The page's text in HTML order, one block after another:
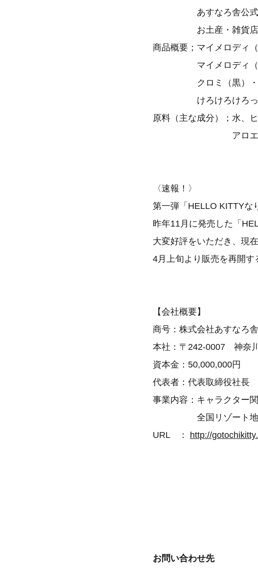
あすなろ舎公式
お土産・雑貨店
商品概要；マイメロディ
マイメロディ（ピン
クロミ（黒）・・
けろけろけろっぴ（
原料（主な成分）；水、
アロエベラ葉エ
〈速報！〉
第一弾「HELLO KITTYな
昨年11月に発売した「
大変好評をいただき、現
4月上旬より販売を再開す
【会社概要】
商号：株式会社あすなろ舎
本社：〒242-0007 神奈
資本金：50,000,000円
代表者：代表取締役社長
事業内容：キャラク
全国リゾート地向け
URL ： http://
お問い合わせ先